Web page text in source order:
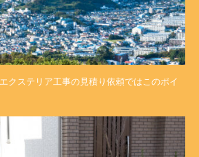
クステリア工事の見積り依頼ではこのポイ